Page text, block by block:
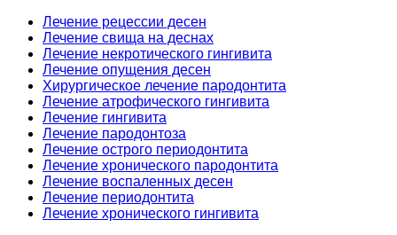
Лечение рецессии десен
Лечение свища на деснах
Лечение некротического гингивита
Лечение опущения десен
Хирургическое лечение пародонтита
Лечение атрофического гингивита
Лечение гингивита
Лечение пародонтоза
Лечение острого периодонтита
Лечение хронического пародонтита
Лечение воспаленных десен
Лечение периодонтита
Лечение хронического гингивита